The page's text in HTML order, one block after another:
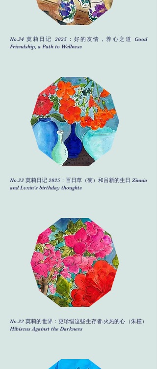
No.34 莫莉日记 2025：好的友情，养心之道 Good
Friendship, a Path to Wellness
No.33 莫莉日记 2025：百日草（菊）和吕新的生日 Zinnia
and Lvxin's birthday thoughts
No.32 莫莉的世界：更珍惜这些生存者-火热的心（朱槿）
Hibiscus Against the Darkness